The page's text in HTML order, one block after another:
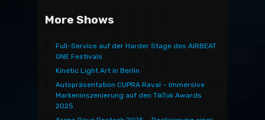
More Shows
Full-Service auf der Harder Stage des AIRBEAT
ONE Festivals
Kinetic Light Art in Berlin
Autopräsentation CUPRA Raval – Immersive
Markeninszenierung auf den TikTok Awards
2025